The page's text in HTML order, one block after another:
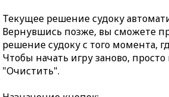
Текущее решение судоку
Вернувшись позже, вы сможете
решение судоку с того момента,
Чтобы начать игру заново,
"Очистить".